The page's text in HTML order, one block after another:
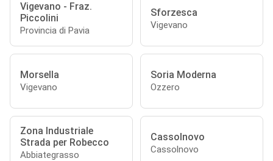
Vigevano - Fraz.
Piccolini
Provincia di Pavia
Sforzesca
Vigevano
Morsella
Vigevano
Soria Moderna
Ozzero
Zona Industriale
Strada per Robecco
Abbiategrasso
Cassolnovo
Cassolnovo